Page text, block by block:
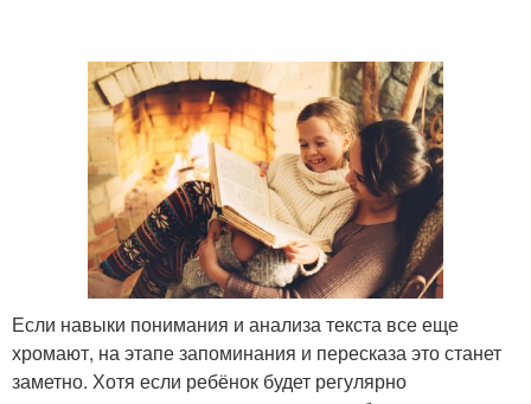
Если навыки понимания и анализа текста все еще
хромают, на этапе запоминания и пересказа это станет
заметно. Хотя если ребёнок будет регулярно